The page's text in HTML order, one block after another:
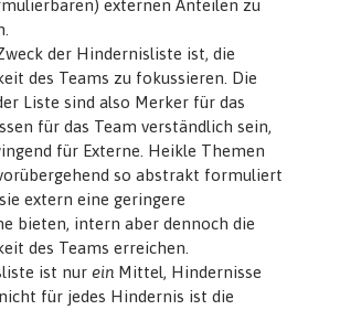
externen Anteilen zu
der Hindernisliste ist, die
des Teams zu fokussieren. Die
Liste sind also Merker für das
für das Team verständlich sein,
für Externe. Heikle Themen
so abstrakt formuliert
extern eine geringere
bieten, intern aber dennoch die
des Teams erreichen.
ist nur ein Mittel, Hindernisse
für jedes Hindernis ist die